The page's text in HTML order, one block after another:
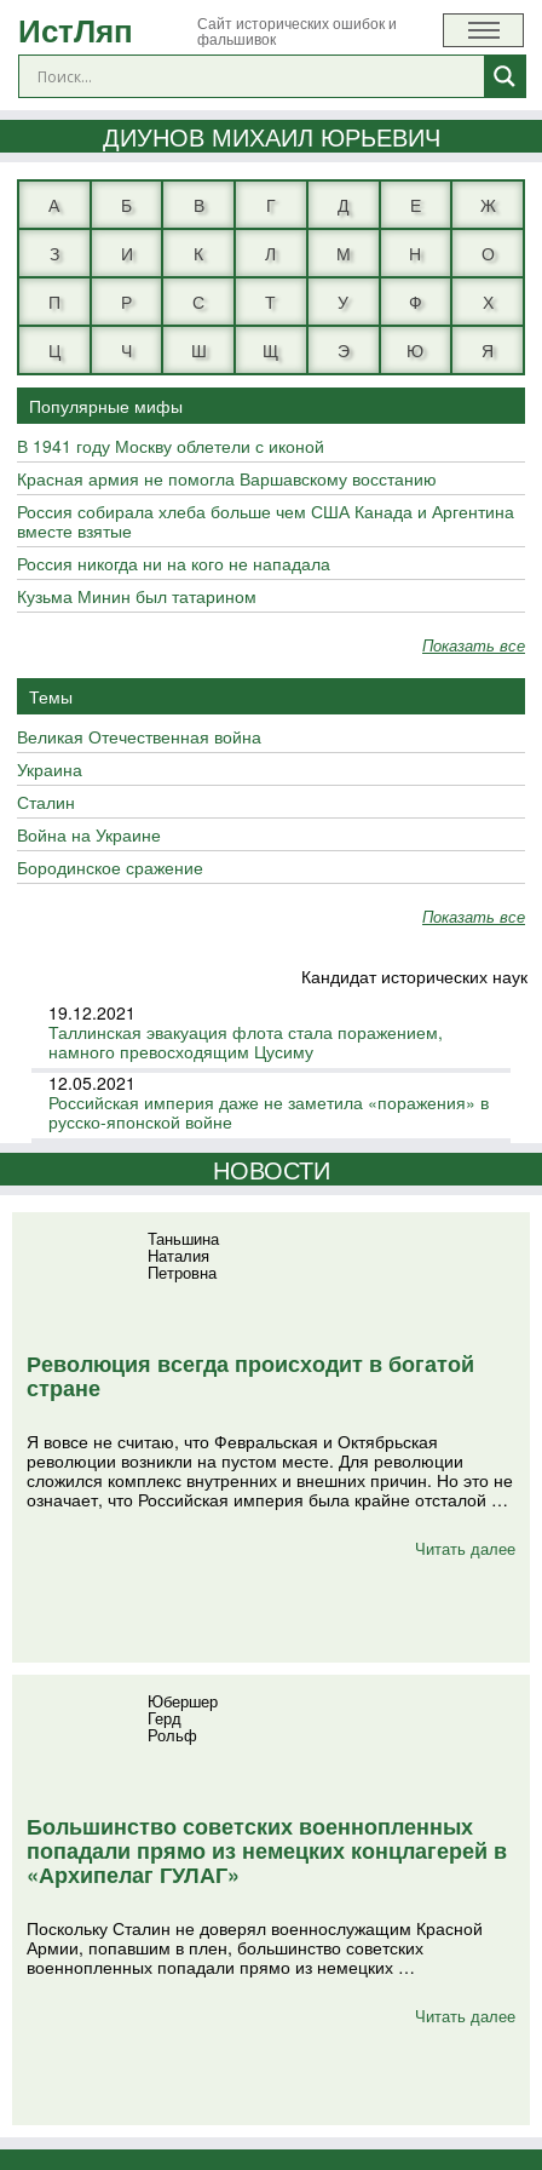
ИстЛяп Сайт исторических ошибок и
фальшивок
ДИУНОВ МИХАИЛ ЮРЬЕВИЧ
А Б В Г Д Е
Ж
З
И К Л М Н
О
П
Р С Т У Ф
Х
Ц
Ч Ш Щ Э Ю Я
Популярные мифы
В 1941 году Москву облетели с иконой
Красная армия не помогла Варшавскому восстанию
Россия собирала хлеба больше чем США Канада и Аргентина
вместе взятые
Россия никогда ни на кого не нападала
Кузьма Минин был татарином
Показать все
Темы
Великая Отечественная война
Украина
Сталин
Война на Украине
Бородинское сражение
Показать все
Кандидат исторических наук
19.12.2021
Таллинская эвакуация флота стала поражением,
намного превосходящим Цусиму
12.05.2021
Российская империя даже не заметила «поражения» в
русско-японской войне
НОВОСТИ
Таньшина
Наталия
Петровна
Революция всегда происходит в богатой
стране
Я вовсе не считаю, что Февральская и Октябрьская
революции возникли на пустом месте. Для революции
сложился комплекс внутренних и внешних причин. Но это не
означает, что Российская империя была крайне отсталой …
Читать далее
Юбершер
Герд
Рольф
Большинство советских военнопленных
попадали прямо из немецких концлагерей в
«Архипелаг ГУЛАГ»
Поскольку Сталин не доверял военнослужащим Красной
Армии, попавшим в плен, большинство советских
военнопленных попадали прямо из немецких …
Читать далее